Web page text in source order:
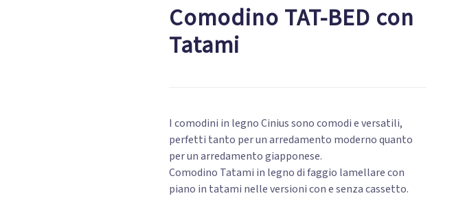
Comodino TAT-BED con
Tatami
I comodini in legno Cinius sono comodi e versatili,
perfetti tanto per un arredamento moderno quanto
per un arredamento giapponese.
Comodino Tatami in legno di faggio lamellare con
piano in tatami nelle versioni con e senza cassetto.